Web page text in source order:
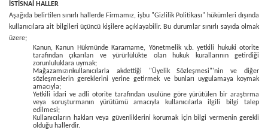
İSTİSNAİ HALLER
Aşağıda belirtilen sınırlı hallerde Firmamız, işbu "Gizlilik Politikası" hükümleri dışında
kullanıcılara ait bilgileri üçüncü kişilere açıklayabilir. Bu durumlar sınırlı sayıda olmak
üzere;
Kanun, Kanun Hükmünde Kararname, Yönetmelik v.b. yetkili hukuki otorite
tarafından çıkarılan ve yürürlülükte olan hukuk kurallarının getirdiği
zorunluluklara uymak;
Mağazamızınkullanıcılarla akdettiği "Üyelik Sözleşmesi"'nin ve diğer
sözleşmelerin gereklerini yerine getirmek ve bunları uygulamaya koymak
amacıyla;
Yetkili idari ve adli otorite tarafından usulüne göre yürütülen bir araştırma
veya soruşturmanın yürütümü amacıyla kullanıcılarla ilgili bilgi talep
edilmesi;
Kullanıcıların hakları veya güvenliklerini korumak için bilgi vermenin gerekli
olduğu hallerdir.